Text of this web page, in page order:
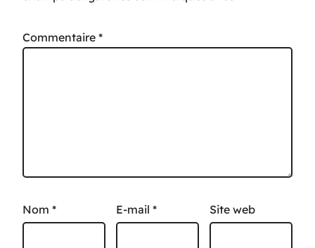
Commentaire *
Nom * E-mail * Site web